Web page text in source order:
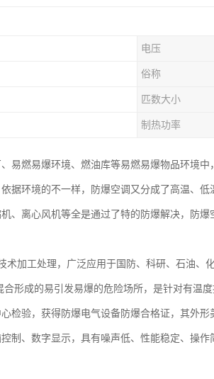
电压
俗称
匹数大小
制热功率
易燃易爆环境、燃油库等易燃易爆物品环境
据环境的不一样，防爆空调又分成了高温、
、离心风机等全是通过了特的防爆解决，防爆
术加工处理，广泛应用于国防、科研、石油
形成的易引发易爆的危险场所，是针对有温
检验，获得防爆电气设备防爆合格证，其外
制、数字显示，具有噪声低、性能稳定、操